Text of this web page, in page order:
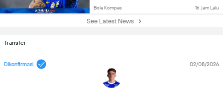
Bola Kompas 16 Jam Lalu
See Latest News
Transfer
Dikonfirmasi 02/08/2026